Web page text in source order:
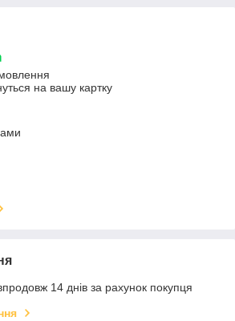
на вашу картку
14 днів за рахунок покупця